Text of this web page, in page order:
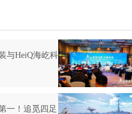
与HeiQ海屹科
一！追觅四足